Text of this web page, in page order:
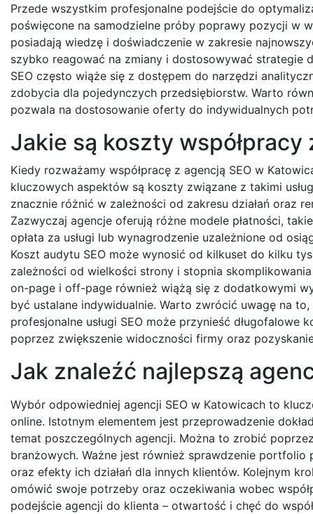
Przede wszystkim profesjonalne podejście do
poświęcone na samodzielne próby poprawy pozycji w
posiadają wiedzę i doświadczenie w zakresie
szybko reagować na zmiany i dostosowywać strategie
SEO często wiąże się z dostępem do narzędzi
zdobycia dla pojedynczych przedsiębiorstw. Warto
pozwala na dostosowanie oferty do indywidualnych
Jakie są koszty współpracy
Kiedy rozważamy współpracę z agencją SEO w
kluczowych aspektów są koszty związane z takimi
znacznie różnić w zależności od zakresu działań oraz
Zazwyczaj agencje oferują różne modele płatności,
opłata za usługi lub wynagrodzenie uzależnione od
Koszt audytu SEO może wynosić od kilkuset do kilku
zależności od wielkości strony i stopnia
on-page i off-page również wiążą się z dodatkowymi
być ustalane indywidualnie. Warto zwrócić uwagę na
profesjonalne usługi SEO może przynieść długofalowe
poprzez zwiększenie widoczności firmy oraz
Jak znaleźć najlepszą
Wybór odpowiedniej agencji SEO w Katowicach to
online. Istotnym elementem jest przeprowadzenie
temat poszczególnych agencji. Można to zrobić
branżowych. Ważne jest również sprawdzenie
oraz efekty ich działań dla innych klientów. Kolejnym
omówić swoje potrzeby oraz oczekiwania wobec
podejście agencji do klienta – otwartość i chęć do